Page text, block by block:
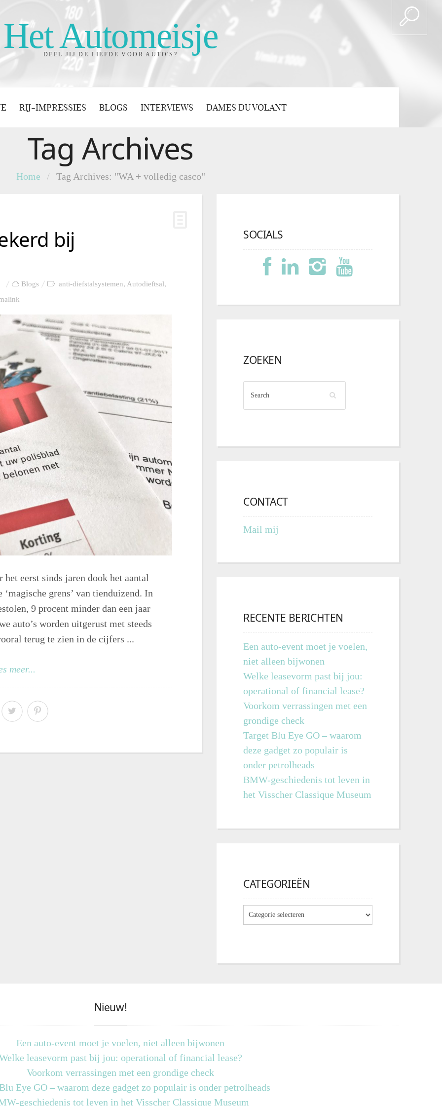
Het Automeisje
DEEL JIJ DE LIEFDE VOOR AUTO'S?
RIJ-IMPRESSIES BLOGS INTERVIEWS DAMES DU VOLANT
Tag Archives
Home / Tag Archives: "WA + volledig casco"
bij
Blogs anti-diefstalsystemen, Autodieftsal,
eerst sinds jaren dook het aantal
grens’ van tienduizend. In
9 procent minder dan een jaar
auto’s worden uitgerust met steeds
terug te zien in de cijfers ...
meer...
SOCIALS
ZOEKEN
CONTACT
Mail mij
RECENTE BERICHTEN
Een auto-event moet je voelen,
niet alleen bijwonen
Welke leasevorm past bij jou:
operational of financial lease?
Voorkom verrassingen met een
grondige check
Target Blu Eye GO – waarom
deze gadget zo populair is
onder petrolheads
BMW-geschiedenis tot leven in
het Visscher Classique Museum
CATEGORIEËN
Nieuw!
Een auto-event moet je voelen, niet alleen bijwonen
leasevorm past bij jou: operational of financial lease?
Voorkom verrassingen met een grondige check
Eye GO – waarom deze gadget zo populair is onder petrolheads
geschiedenis tot leven in het Visscher Classique Museum